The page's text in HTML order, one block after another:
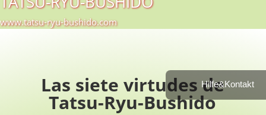
www.tatsu-ryu-bushido.com
Las siete virtudes de
Tatsu-Ryu-Bushido
Hilfe&Kontakt